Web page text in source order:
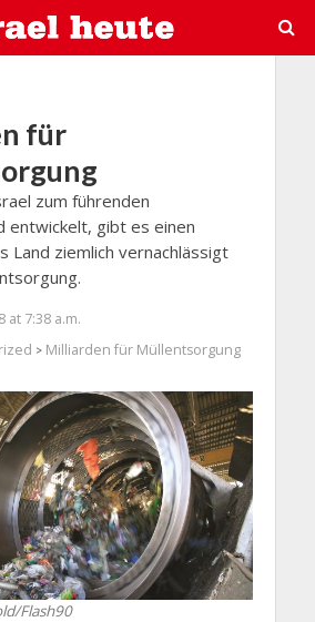
für
zum führenden
entwickelt, gibt es einen
Land ziemlich vernachlässigt
at 7:38 a.m.
> Milliarden für Müllentsorgung
Flash90